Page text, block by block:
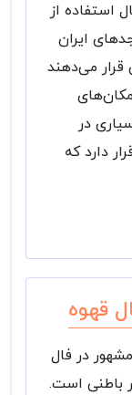
استفاده از
ایران
می‌دهند
در
دارد که
قهوه
در فال
باطنی است.